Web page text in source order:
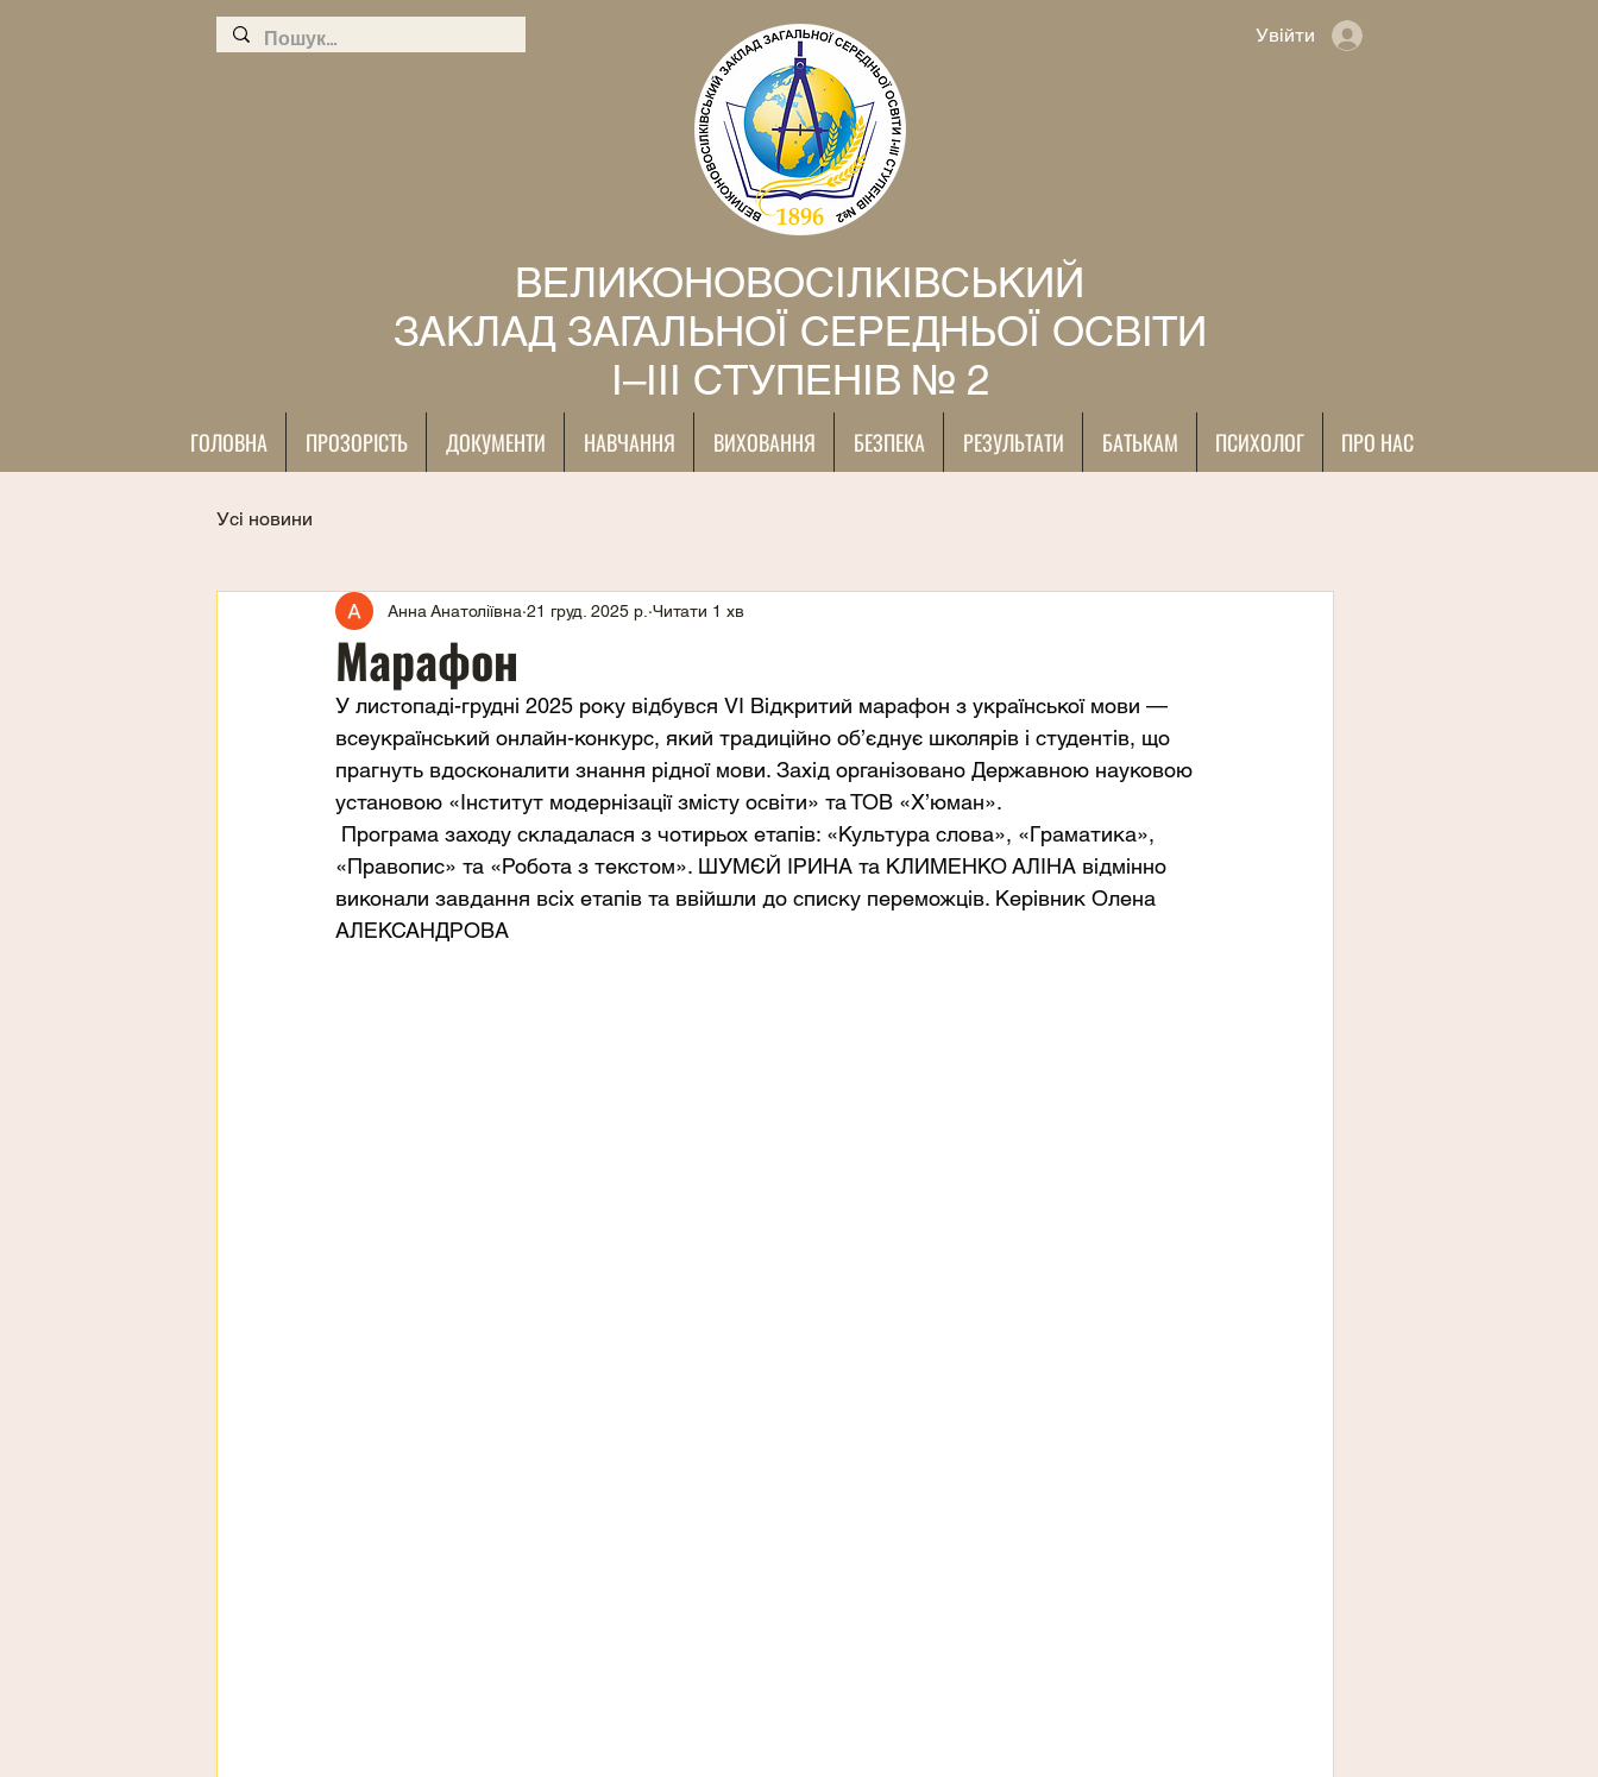
Увійти
ВЕЛИКОНОВОСІЛКІВСЬКИЙ
ЗАКЛАД ЗАГАЛЬНОЇ СЕРЕДНЬОЇ ОСВІТИ
І–ІІІ СТУПЕНІВ № 2
ГОЛОВНА ПРОЗОРІСТЬ ДОКУМЕНТИ НАВЧАННЯ ВИХОВАННЯ БЕЗПЕКА РЕЗУЛЬТАТИ БАТЬКАМ ПСИХОЛОГ ПРО НАС
Усі новини
Марафон
Анна Анатоліївна 21 груд. 2025 р. Читати 1 хв
У листопаді-грудні 2025 року відбувся VІ Відкритий марафон з української мови —
всеукраїнський онлайн-конкурс, який традиційно об’єднує школярів і студентів, що
прагнуть вдосконалити знання рідної мови. Захід організовано Державною науковою
установою «Інститут модернізації змісту освіти» та ТОВ «Х’юман».
Програма заходу складалася з чотирьох етапів: «Культура слова», «Граматика»,
«Правопис» та «Робота з текстом». ШУМЄЙ ІРИНА та КЛИМЕНКО АЛІНА відмінно
виконали завдання всіх етапів та ввійшли до списку переможців. Керівник Олена
АЛЕКСАНДРОВА